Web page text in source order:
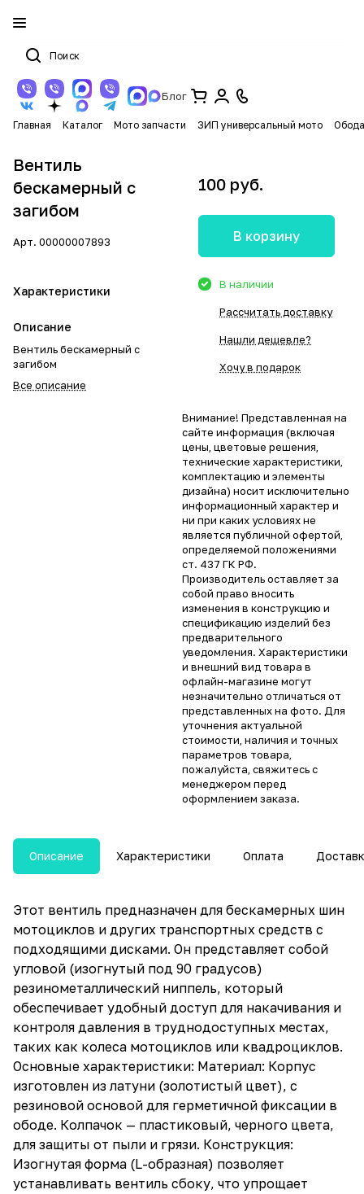
Блог
Главная Каталог Мото запчасти ЗИП универсальный мото
Вентиль
бескамерный с
загибом
Арт. 00000007893
Характеристики
Описание
Вентиль бескамерный с
загибом
Все описание
100 руб.
В корзину
В наличии
Рассчитать доставку
Нашли дешевле?
Хочу в подарок
Внимание! Представленная на
сайте информация (включая
цены, цветовые решения,
технические характеристики,
комплектацию и элементы
дизайна) носит исключительно
информационный характер и
ни при каких условиях не
является публичной офертой,
определяемой положениями
ст. 437 ГК РФ.
Производитель оставляет за
собой право вносить
изменения в конструкцию и
спецификацию изделий без
предварительного
уведомления. Характеристики
и внешний вид товара в
офлайн-магазине могут
незначительно отличаться от
представленных на фото. Для
уточнения актуальной
стоимости, наличия и точных
параметров товара,
пожалуйста, свяжитесь с
менеджером перед
оформлением заказа.
Описание Характеристики Оплата
Этот вентиль предназначен для бескамерных шин
мотоциклов и других транспортных средств с
подходящими дисками. Он представляет собой
угловой (изогнутый под 90 градусов)
резинометаллический ниппель, который
обеспечивает удобный доступ для накачивания и
контроля давления в труднодоступных местах,
таких как колеса мотоциклов или квадроциклов.
Основные характеристики: Материал: Корпус
изготовлен из латуни (золотистый цвет), с
резиновой основой для герметичной фиксации в
ободе. Колпачок — пластиковый, черного цвета,
для защиты от пыли и грязи. Конструкция:
Изогнутая форма (L-образная) позволяет
устанавливать вентиль сбоку, что упрощает